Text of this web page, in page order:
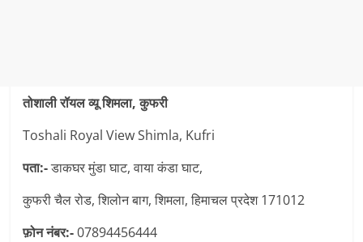
तोशाली रॉयल व्यू शिमला, कुफरी
Toshali Royal View Shimla, Kufri
पता:-डाकघर मुंडा घाट, वाया कंडा घाट,
कुफरी चैल रोड, शिलोन बाग, शिमला, हिमाचल प्रदेश 171012
फ़ोन नंबर:-07894456444